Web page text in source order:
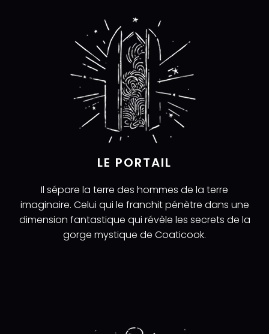
LE PORTAIL
Il sépare la terre des hommes de la terre
imaginaire. Celui qui le franchit pénètre dans une
dimension fantastique qui révèle les secrets de la
gorge mystique de Coaticook.